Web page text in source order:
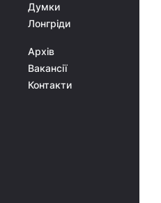
Думки
Лонгріди
Архів
Вакансії
Контакти